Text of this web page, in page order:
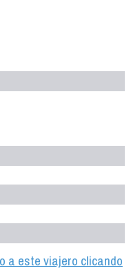
a este viajero clicando